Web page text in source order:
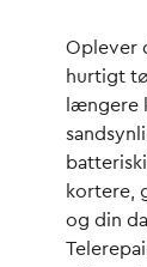
+45
Oplever
hurtigt
længere
kortere,
og din